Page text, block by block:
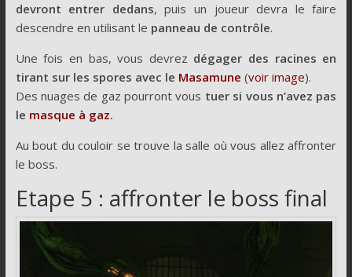
devront entrer dedans, puis un joueur devra le faire
descendre en utilisant le panneau de contrôle.
Une fois en bas, vous devrez dégager des racines en
tirant sur les spores avec le Masamune (voir image).
Des nuages de gaz pourront vous tuer si vous n’avez pas
le masque à gaz.
Au bout du couloir se trouve la salle où vous allez affronter
le boss.
Etape 5 : affronter le boss final